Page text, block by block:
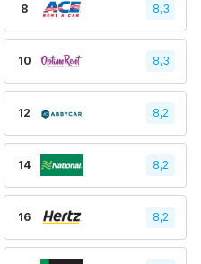
8 8,3
10 8,3
12 8,2
14 8,2
16 8,2